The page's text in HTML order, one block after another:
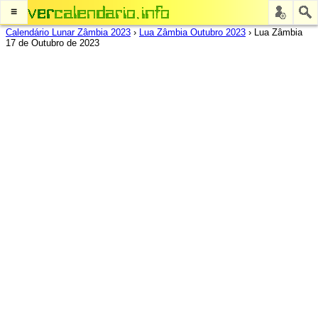
≡
Calendário Lunar Zâmbia 2023 › Lua Zâmbia Outubro 2023 › Lua Zâmbia
17 de Outubro de 2023